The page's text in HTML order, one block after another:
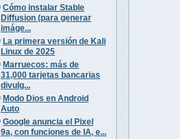
Cómo instalar Stable
Diffusion (para generar
imáge...
La primera versión de Kali
Linux de 2025
Marruecos: más de
31,000 tarjetas bancarias
divulg...
Modo Dios en Android
Auto
Google anuncia el Pixel
9a, con funciones de IA, e...